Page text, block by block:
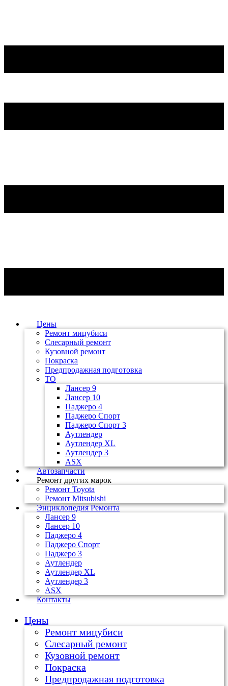
Цены
Ремонт мицубиси
Слесарный ремонт
Кузовной ремонт
Покраска
Предпродажная подготовка
ТО
Лансер 9
Лансер 10
Паджеро 4
Паджеро Спорт
Паджеро Спорт 3
Аутлендер
Аутлендер ХL
Аутлендер 3
ASX
Автозапчасти
Ремонт других марок
Ремонт Toyota
Ремонт Mitsubishi
Энциклопедия Ремонта
Лансер 9
Лансер 10
Паджеро 4
Паджеро Спорт
Паджеро 3
Аутлендер
Аутлендер ХL
Аутлендер 3
ASX
Контакты
Цены
Ремонт мицубиси
Слесарный ремонт
Кузовной ремонт
Покраска
Предпродажная подготовка